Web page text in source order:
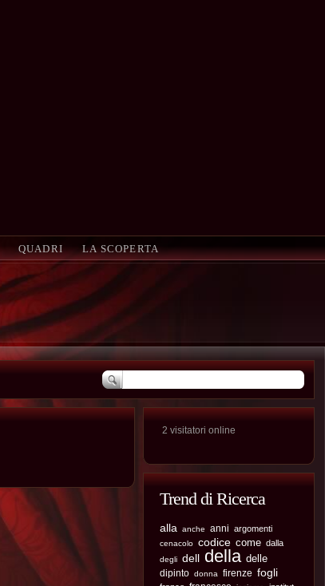
QUADRI LA SCOPERTA
2 visitatori online
Trend di Ricerca
alla anche anni argomenti
cenacolo codice come dalla
degli dell della delle
dipinto donna firenze fogli